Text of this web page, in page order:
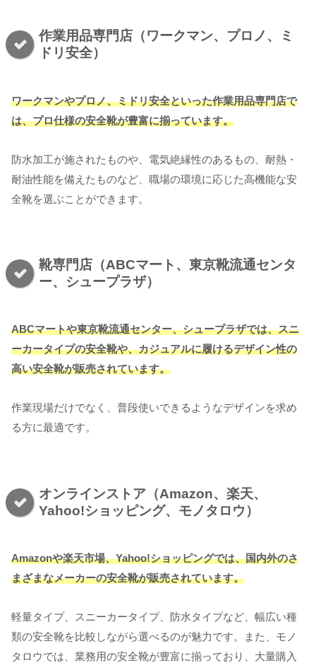
作業用品専門店（ワークマン、プロノ、ミ
ドリ安全）
ワークマンやプロノ、ミドリ安全といった作業用品専門店で
は、プロ仕様の安全靴が豊富に揃っています。
防水加工が施されたものや、電気絶縁性のあるもの、耐熱・
耐油性能を備えたものなど、職場の環境に応じた高機能な安
全靴を選ぶことができます。
靴専門店（ABCマート、東京靴流通センタ
ー、シュープラザ）
ABCマートや東京靴流通センター、シュープラザでは、スニ
ーカータイプの安全靴や、カジュアルに履けるデザイン性の
高い安全靴が販売されています。
作業現場だけでなく、普段使いできるようなデザインを求め
る方に最適です。
オンラインストア（Amazon、楽天、
Yahoo!ショッピング、モノタロウ）
Amazonや楽天市場、Yahoo!ショッピングでは、国内外のさ
まざまなメーカーの安全靴が販売されています。
軽量タイプ、スニーカータイプ、防水タイプなど、幅広い種
類の安全靴を比較しながら選べるのが魅力です。また、モノ
タロウでは、業務用の安全靴が豊富に揃っており、大量購入